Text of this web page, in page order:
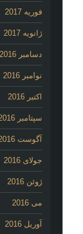
فوریه 2017
ژانویه 2017
دسامبر 2016
نوامبر 2016
اکتبر 2016
سپتامبر 2016
آگوست 2016
جولای 2016
ژوئن 2016
می 2016
آوریل 2016